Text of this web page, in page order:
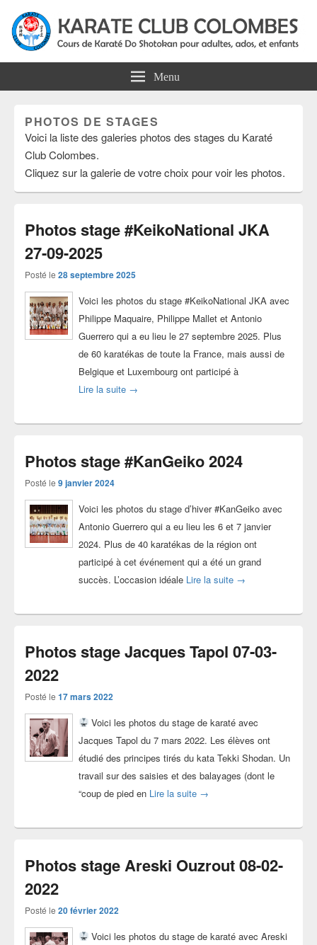
Karate Club Colombes
Menu
PHOTOS DE STAGES
Voici la liste des galeries photos des stages du Karaté
Club Colombes.
Cliquez sur la galerie de votre choix pour voir les photos.
Photos stage #KeikoNational JKA
27-09-2025
Posté le 28 septembre 2025
Voici les photos du stage #KeikoNational JKA avec
Philippe Maquaire, Philippe Mallet et Antonio
Guerrero qui a eu lieu le 27 septembre 2025. Plus
de 60 karatékas de toute la France, mais aussi de
Belgique et Luxembourg ont participé à
Lire la suite Photos stage #KeikoNational JKA 27-09-2025
→
Photos stage #KanGeiko 2024
Posté le 9 janvier 2024
Voici les photos du stage d’hiver #KanGeiko avec
Antonio Guerrero qui a eu lieu les 6 et 7 janvier
2024. Plus de 40 karatékas de la région ont
participé à cet événement qui a été un grand
succès. L’occasion idéale Lire la suite Photos stage
→
Photos stage Jacques Tapol 07-03-
2022
Posté le 17 mars 2022
Voici les photos du stage de karaté avec
Jacques Tapol du 7 mars 2022. Les élèves ont
étudié des principes tirés du kata Tekki Shodan. Un
travail sur des saisies et des balayages (dont le
“coup de pied en Lire la suite Photos stage Jacques
→
Photos stage Areski Ouzrout 08-02-
2022
Posté le 20 février 2022
Voici les photos du stage de karaté avec Areski